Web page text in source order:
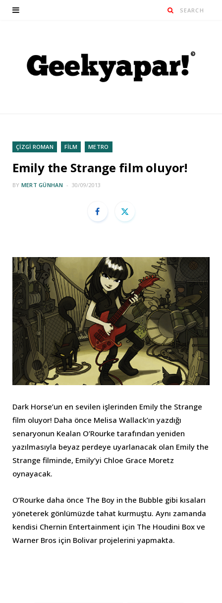
ÇİZGİ ROMAN FİLM METRO
Emily the Strange film oluyor!
BY MERT GÜNHAN 30/09/2013
Dark Horse’un en sevilen işlerinden Emily the Strange
film oluyor! Daha önce Melisa Wallack’ın yazdığı
senaryonun Kealan O’Rourke tarafından yeniden
yazılmasıyla beyaz perdeye uyarlanacak olan Emily the
Strange filminde, Emily’yi Chloe Grace Moretz
oynayacak.
O’Rourke daha önce The Boy in the Bubble gibi kısaları
yöneterek gönlümüzde tahat kurmuştu. Aynı zamanda
kendisi Chernin Entertainment için The Houdini Box ve
Warner Bros için Bolivar projelerini yapmakta.